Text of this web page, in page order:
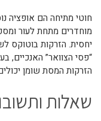
חוטי מתיחה הם אופציה
מוחדרים מתחת לעור
יחסית. הזרקות בוטוקס
“פסי הצוואר” האנכיים,
הזרקות המסת שומן
שאלות